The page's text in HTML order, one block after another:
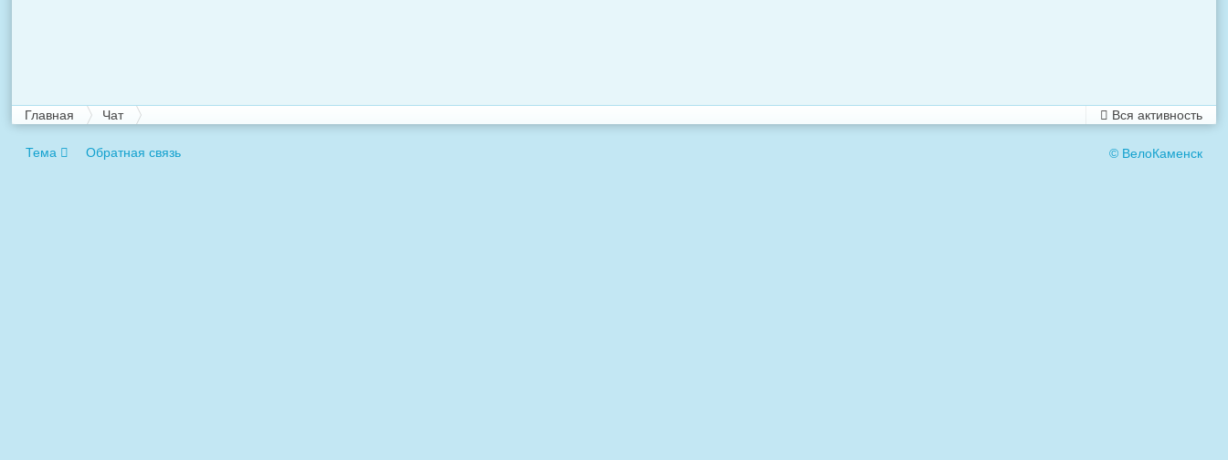
Вся активность
Главная Чат
Тема Обратная связь © ВелоКаменск